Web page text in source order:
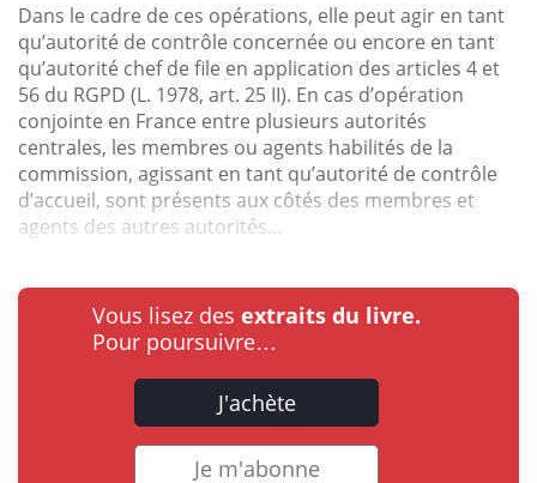
Dans le cadre de ces opérations, elle peut agir en tant
qu’autorité de contrôle concernée ou encore en tant
qu’autorité chef de file en application des articles 4 et
56 du RGPD (L. 1978, art. 25 II). En cas d’opération
conjointe en France entre plusieurs autorités
centrales, les membres ou agents habilités de la
commission, agissant en tant qu’autorité de contrôle
d’accueil, sont présents aux côtés des membres et
agents des autres autorités...
Vous lisez des extraits du livre.
Pour poursuivre…
J'achète
Je m'abonne